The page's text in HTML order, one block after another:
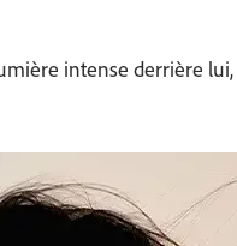
intense